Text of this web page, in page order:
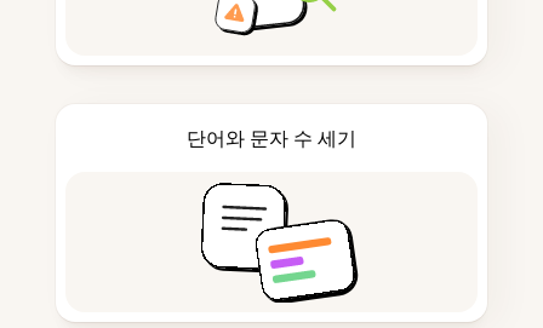
단어와 문자 수 세기